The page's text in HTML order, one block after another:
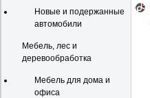
Новые и подержанные
автомобили
Мебель, лес и
деревообработка
Мебель для дома и
офиса